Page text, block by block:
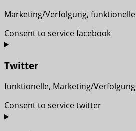
Marketing/Verfolgung, funktionelle
Consent to service facebook
Twitter
funktionelle, Marketing/Verfolgung
Consent to service twitter